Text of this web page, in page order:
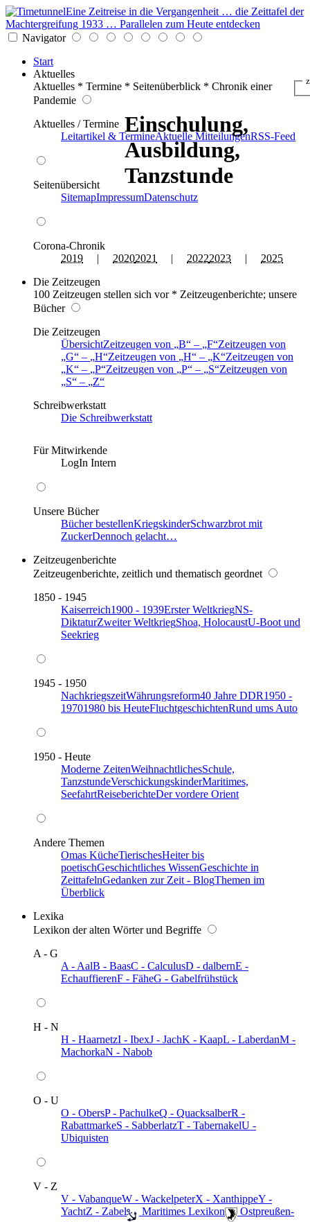
Eine Zeitreise in die Vergangenheit … die Zeittafel der
Machtergreifung 1933 … Parallelen zum Heute entdecken
Navigator
Start
Aktuelles
Aktuelles * Termine * Seitenüberblick * Chronik einer
Pandemie
Aktuelles / Termine
Leitartikel & TermineAktuelle MitteilungenRSS-Feed
Seitenübersicht
SitemapImpressumDatenschutz
Corona-Chronik
2019 | 20202021 | 20222023 | 2025
Die Zeitzeugen
100 Zeitzeugen stellen sich vor * Zeitzeugenberichte; unsere
Bücher
Die Zeitzeugen
ÜbersichtZeitzeugen von B – F Zeitzeugen von
G
– H Zeitzeugen von H – K Zeitzeugen von
K
– P Zeitzeugen von P – S Zeitzeugen von
S
–
Z
Schreibwerkstatt
Die Schreibwerkstatt
Für Mitwirkende
LogIn Intern
Unsere Bücher
Bücher bestellenKriegskinderSchwarzbrot mit
ZuckerDennoch gelacht…
Zeitzeugenberichte
Zeitzeugenberichte, zeitlich und thematisch geordnet
1850 - 1945
Kaiserreich1900 - 1939Erster WeltkriegNS-
DiktaturZweiter WeltkriegShoa, HolocaustU-Boot und
Seekrieg
1945 - 1950
NachkriegszeitWährungsreform40 Jahre DDR1950 -
19701980 bis HeuteFluchtgeschichtenRund ums Auto
1950 - Heute
Moderne ZeitenWeihnachtlichesSchule,
TanzstundeVerschickungskinderMaritimes,
SeefahrtReiseberichteDer vordere Orient
Andere Themen
Omas KücheTierischesHeiter bis
poetischGeschichtliches WissenGeschichte in
ZeittafelnGedanken zur Zeit - BlogThemen im
Überblick
Lexika
Lexikon der alten Wörter und Begriffe
A - G
A - AalB - BaasC - CalculusD - dalbernE -
EchauffierenF - FäheG - Gabelfrühstück
H - N
H - HaarnetzI - IbexJ - JachK - KaapL - LaberdanM -
MachorkaN - Nabob
O - U
O - ObersP - PachulkeQ - QuacksalberR -
RabattmarkeS - SabberlatzT - TabernakelU -
Ubiquisten
V - Z
V - VabanqueW - WackelpeterX - XanthippeY -
YachtZ - Zabel ️ Maritimes Lexikon
️ Ostpreußen-
Einschulung,
Ausbildung,
Tanzstunde